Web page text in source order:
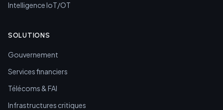
Intelligence IoT/OT
SOLUTIONS
Gouvernement
Services financiers
Télécoms & FAI
Infrastructures critiques